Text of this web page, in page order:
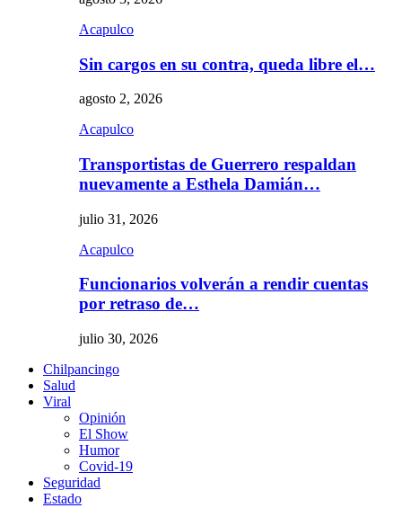
Acapulco
Sin cargos en su contra, queda libre el…
agosto 2, 2026
Acapulco
Transportistas de Guerrero respaldan
nuevamente a Esthela Damián…
julio 31, 2026
Acapulco
Funcionarios volverán a rendir cuentas
por retraso de…
julio 30, 2026
Chilpancingo
Salud
Viral
Opinión
El Show
Humor
Covid-19
Seguridad
Estado